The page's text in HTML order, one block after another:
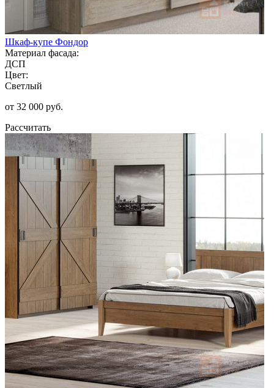
Шкаф-купе Фондор
Материал фасада:
ДСП
Цвет:
Светлый
от 32 000 руб.
Рассчитать